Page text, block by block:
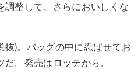
調整して、さらにおいしくな
抜)。バッグの中に忍ばせてお
。発売はロッテから。